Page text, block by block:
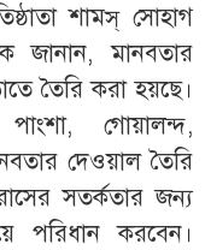
শামস্ সোহাগ
জানান, মানবতার
তৈরি করা হয়ছে।
গোয়ালন্দ,
দেওয়াল তৈরি
সতর্কতার জন্য
করবেন।